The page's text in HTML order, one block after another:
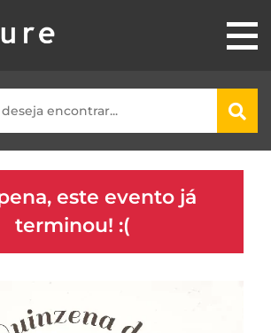
este evento já
terminou! :(